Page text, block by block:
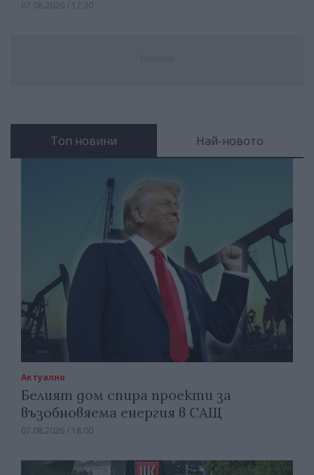
07.08.2026 / 12:30
Топ новини Най-новото
Актуално
Белият дом спира проекти за
възобновяема енергия в САЩ
07.08.2026 / 18:00